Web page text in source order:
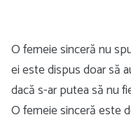
O femeie sinceră nu
ei este dispus doar să
dacă s-ar putea să nu
O femeie sinceră este